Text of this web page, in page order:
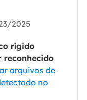
2025
rígido
reconhecido
arquivos de
no